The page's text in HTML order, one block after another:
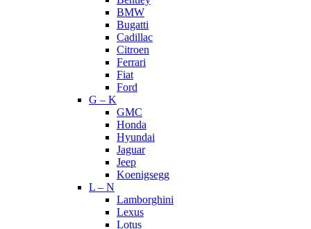
BMW
Bugatti
Cadillac
Citroen
Ferrari
Fiat
Ford
G – K
GMC
Honda
Hyundai
Jaguar
Jeep
Koenigsegg
L – N
Lamborghini
Lexus
Lotus